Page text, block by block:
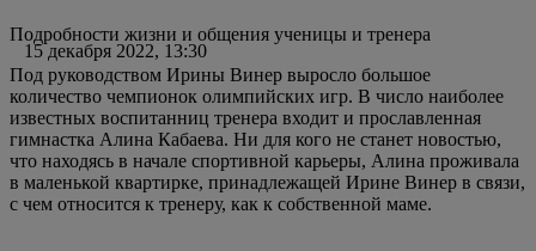
15 декабря 2022, 13:30
Подробности жизни и общения ученицы и тренера
Под руководством Ирины Винер выросло большое
количество чемпионок олимпийских игр. В число наиболее
известных воспитанниц тренера входит и прославленная
гимнастка Алина Кабаева. Ни для кого не станет новостью,
что находясь в начале спортивной карьеры, Алина проживала
в маленькой квартирке, принадлежащей Ирине Винер в связи,
с чем относится к тренеру, как к собственной маме.